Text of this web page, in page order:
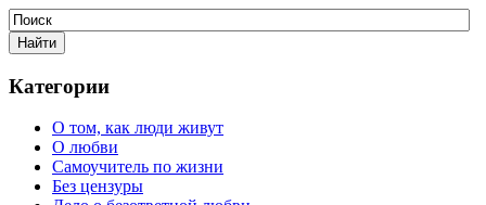
Категории
О том, как люди живут
О любви
Самоучитель по жизни
Без цензуры